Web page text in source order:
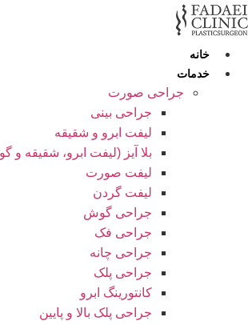
خانه
خدمات
جراحی صورت
جراحی بینی
لیفت ابرو و شقیقه
بلا آیز (لیفت ابرو، شقیقه و گونه)
لیفت صورت
لیفت گردن
جراحی گوش
جراحی فک
جراحی چانه
جراحی پلک
کانتورینگ ابرو
جراحی پلک بالا و پایین